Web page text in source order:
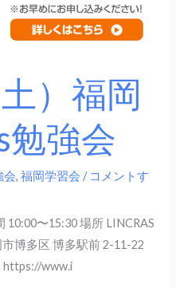
）福岡
強会
会,福岡学習会 / コメントす
10:00〜15:30 場所 LINCRAS
博多区 博多駅前 2-11-22
https://www.i